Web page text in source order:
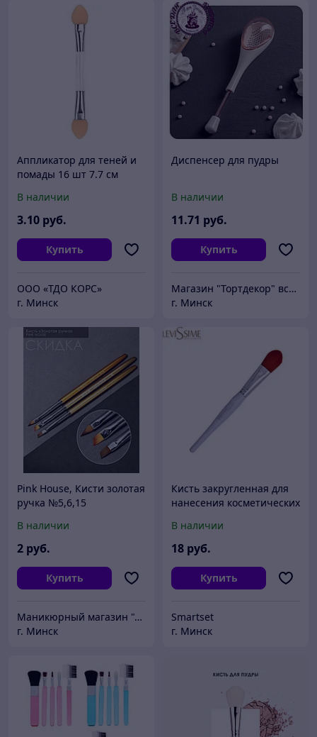
Аппликатор для теней и
помады 16 шт 7.7 см
В наличии
3.10 руб.
Купить
ООО «ТДО КОРС»
г. Минск
Диспенсер для пудры
В наличии
11.71 руб.
Купить
Магазин "Тортдекор" всё для кондитера
г. Минск
Pink House, Кисти золотая
ручка №5,6,15
В наличии
2 руб.
Купить
Маникюрный магазин "АртНейл"
г. Минск
Кисть закругленная для
нанесения косметических
В наличии
18 руб.
Купить
Smartset
г. Минск